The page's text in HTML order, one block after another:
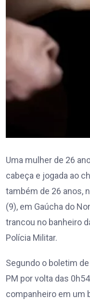
Uma mulher de 26
cabeça e jogada ao
também de 26 anos,
(9), em Gaúcha do
trancou no banheiro
Polícia Militar.
Segundo o boletim
PM por volta das
companheiro em um